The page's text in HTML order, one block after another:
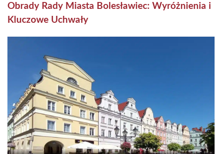
Obrady Rady Miasta Bolesławiec: Wyróżnienia i
Kluczowe Uchwały